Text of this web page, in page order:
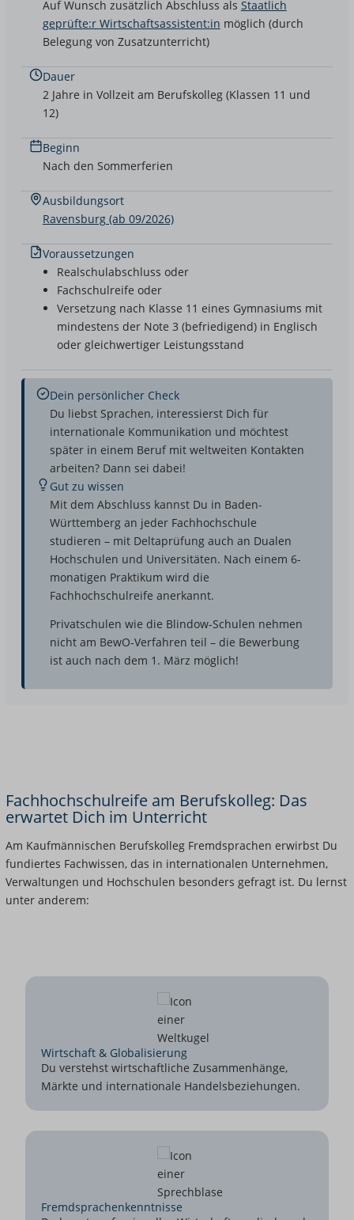
Auf Wunsch zusätzlich Abschluss als Staatlich
geprüfte:r Wirtschaftsassistent:in möglich (durch
Belegung von Zusatzunterricht)
Dauer
2 Jahre in Vollzeit am Berufskolleg (Klassen 11 und
12)
Beginn
Nach den Sommerferien
Ausbildungsort
Ravensburg (ab 09/2026)
Voraussetzungen
Realschulabschluss oder
Fachschulreife oder
Versetzung nach Klasse 11 eines Gymnasiums mit
mindestens der Note 3 (befriedigend) in Englisch
oder gleichwertiger Leistungsstand
Dein persönlicher Check
Du liebst Sprachen, interessierst Dich für
internationale Kommunikation und möchtest
später in einem Beruf mit weltweiten Kontakten
arbeiten? Dann sei dabei!
Gut zu wissen
Mit dem Abschluss kannst Du in Baden-
Württemberg an jeder Fachhochschule
studieren – mit Deltaprüfung auch an Dualen
Hochschulen und Universitäten. Nach einem 6-
monatigen Praktikum wird die
Fachhochschulreife anerkannt.
Privatschulen wie die Blindow-Schulen nehmen
nicht am BewO-Verfahren teil – die Bewerbung
ist auch nach dem 1. März möglich!
Fachhochschulreife am Berufskolleg: Das
erwartet Dich im Unterricht
Am Kaufmännischen Berufskolleg Fremdsprachen erwirbst Du
fundiertes Fachwissen, das in internationalen Unternehmen,
Verwaltungen und Hochschulen besonders gefragt ist. Du lernst
unter anderem:
Wirtschaft & Globalisierung
Du verstehst wirtschaftliche Zusammenhänge,
Märkte und internationale Handelsbeziehungen.
Fremdsprachenkenntnisse